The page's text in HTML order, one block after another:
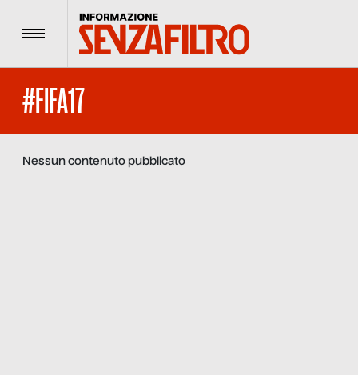
Menu
#FIFA17
Nessun contenuto pubblicato